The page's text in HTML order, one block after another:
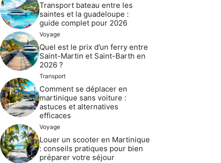
Transport bateau entre les
saintes et la guadeloupe :
guide complet pour 2026
Voyage
Quel est le prix d’un ferry entre
Saint-Martin et Saint-Barth en
2026 ?
Transport
Comment se déplacer en
martinique sans voiture :
astuces et alternatives
efficaces
Voyage
Louer un scooter en Martinique
: conseils pratiques pour bien
préparer votre séjour